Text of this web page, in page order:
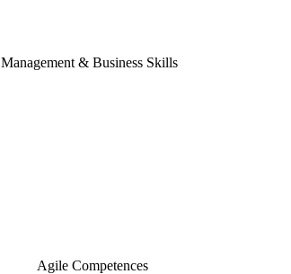
Management & Business Skills
Agile Competences